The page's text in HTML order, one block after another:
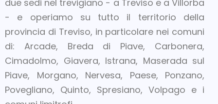
due sedi nel trevigiano - a Treviso e a Villorba
- e operiamo su tutto il territorio della
provincia di Treviso, in particolare nei comuni
di: Arcade, Breda di Piave, Carbonera,
Cimadolmo, Giavera, Istrana, Maserada sul
Piave, Morgano, Nervesa, Paese, Ponzano,
Povegliano, Quinto, Spresiano, Volpago e i